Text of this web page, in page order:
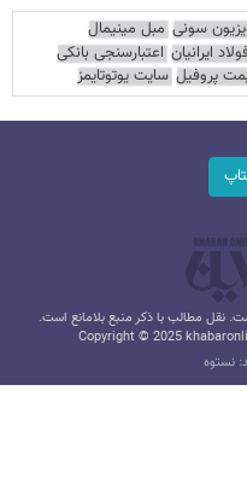
سونی مبل مینیمال
ایرانیان اعتبارسنجی بانکی
پروفیل سایت یوتوتایمز
نقل مطالب با ذکر منبع بلامانع است.
Copyright © 2025
نستوه